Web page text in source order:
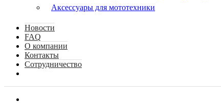
Аксессуары для мототехники
Новости
FAQ
О компании
Контакты
Сотрудничество